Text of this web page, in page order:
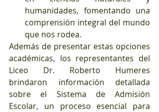
humanidades, fomentando una
comprensión integral del mundo
que nos rodea.
Además de presentar estas opciones
académicas, los representantes del
Liceo Dr. Roberto Humeres
brindaron información detallada
sobre el Sistema de Admisión
Escolar, un proceso esencial para